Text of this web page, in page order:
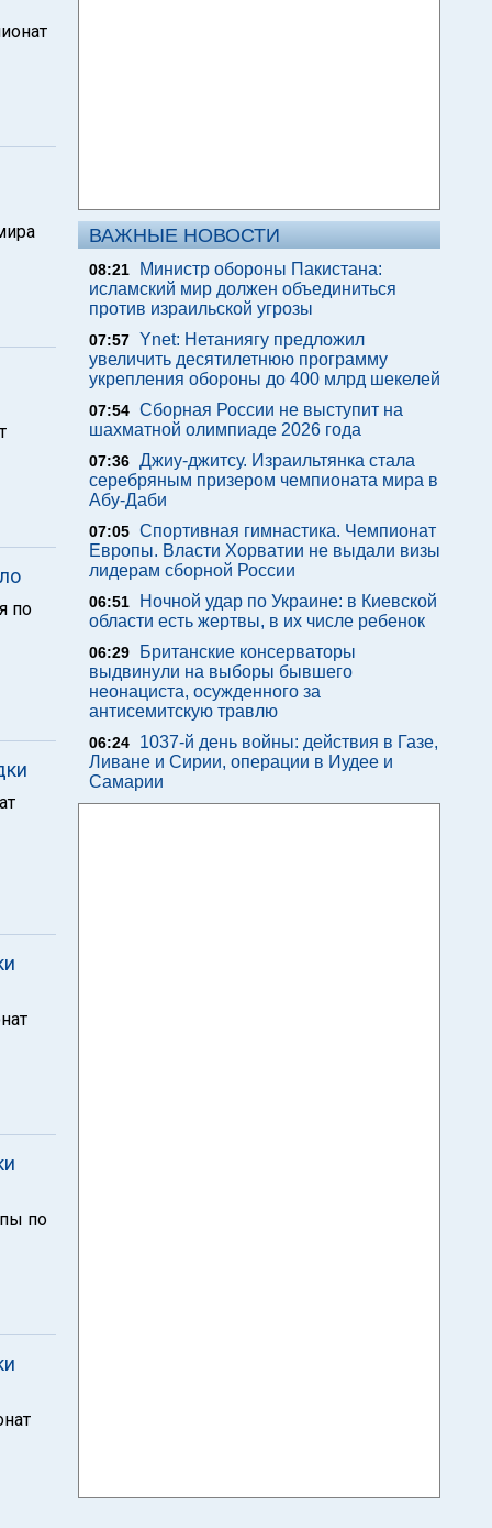
по
по
ВАЖНЫЕ НОВОСТИ
08:21
Министр обороны Пакистана:
исламский мир должен объединиться
против израильской угрозы
07:57 Ynet: Нетаниягу предложил
увеличить десятилетнюю программу
укрепления обороны до 400 млрд шекелей
07:54 Сборная России не выступит на
шахматной олимпиаде 2026 года
07:36 Джиу-джитсу. Израильтянка стала
серебряным призером чемпионата мира в
Абу-Даби
07:05 Спортивная гимнастика. Чемпионат
Европы. Власти Хорватии не выдали визы
лидерам сборной России
06:51
Ночной удар по Украине: в Киевской
области есть жертвы, в их числе ребенок
06:29
Британские консерваторы
выдвинули на выборы бывшего
неонациста, осужденного за
антисемитскую травлю
06:24
1037-й день войны: действия в Газе,
Ливане и Сирии, операции в Иудее и
Самарии